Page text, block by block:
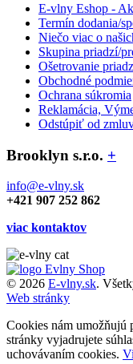
E-vlny Eshop -
Termín dodania/
Niečo viac o
Skupina priadzí/
Ošetrovanie
Obchodné
Ochrana súkromia
Reklamácia,
Odstúpiť od
Brooklyn s.r.o. +
info@e-vlny.sk
+421 907 252 862
viac kontaktov
© 2026 E-vlny.sk.
Web stránky
Cookies nám umožňujú
stránky vyjadrujete
uchovávaním cookies.